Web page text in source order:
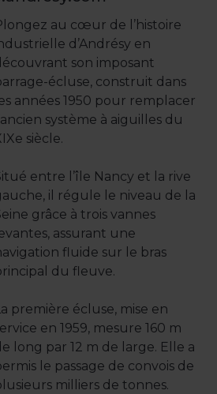
au cœur de l’histoire
d’Andrésy en
son imposant
écluse, construit dans
années 1950 pour remplacer
système à aiguilles du
siècle.
entre l’île Nancy et la rive
il régule le niveau de la
grâce à trois vannes
assurant une
fluide sur le bras
du fleuve.
première écluse, mise en
en 1959, mesure 160 m
long par 12 m de large. Elle a
le passage de convois de
milliers de tonnes.